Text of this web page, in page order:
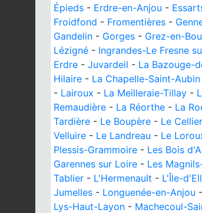
Épieds - Erdre-en-Anjou -
Froidfond - Fromentières -
Gandelin - Gorges - Grez-en-
Lézigné - Ingrandes-Le Fresne
Erdre - Juvardeil - La Bazouge-
Hilaire - La Chapelle-Saint-Aubin
- Lairoux - La Meilleraie-Tillay -
Remaudière - La Réorthe - La
Tardière - Le Boupère - Le Cellier
Velluire - Le Landreau - Le
Plessis-Grammoire - Les Bois
Garennes sur Loire - Les
Tablier - L'Hermenault - L'Île-
Jumelles - Longuenée-en-Anjou -
Lys-Haut-Layon - Machecoul-